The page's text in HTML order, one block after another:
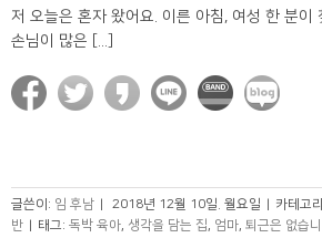
저 오늘은 혼자 왔어요. 이른 아침, 여성 한 분이
손님이 많은 [...]
글쓴이: 임 후남 | 2018년 12월 10일. 월요일 | 카테고
반 | 태그: 독박 육아, 생각을 담는 집, 엄마, 퇴근은 없습